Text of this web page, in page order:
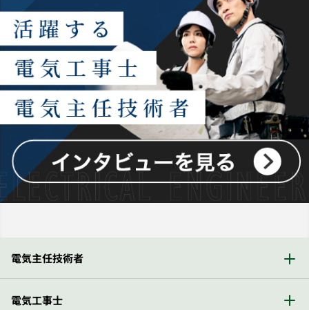
電気主任技術者
電気工事士